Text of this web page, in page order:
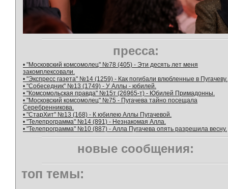
пресса:
• "Московский комсомолец" №78 (405) - Эти десять лет меня
закомплексовали.
• "Экспресс газета" №14 (1259) - Как погибали влюбленные в Пугачеву.
• "Собеседник" №13 (1749) - У Аллы - юбилей.
• "Комсомольская правда" №15т (26965-т) - Юбилей Примадонны.
• "Московский комсомолец" №75 - Пугачева тайно посещала
Серебренникова.
• "СтарХит" №13 (168) - К юбилею Аллы Пугачевой.
• "Телепрограмма" №14 (891) - Незнакомая Алла.
• "Телепрограмма" №10 (887) - Алла Пугачева опять разрешила весну.
новые сообщения:
топ темы: